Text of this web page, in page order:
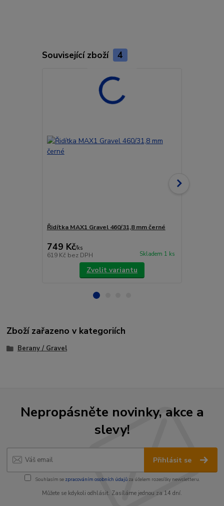
Související zboží 4
Řidítka MAX1 Gravel 460/31,8 mm černé
749 Kč/ks
619 Kč bez DPH Skladem 1 ks
Zvolit variantu
Zboží zařazeno v kategoriích
Berany / Gravel
Nepropásněte novinky, akce a
slevy!
Přihlásit se
Souhlasím se zpracováním osobních údajůza účelem rozesílky newsletteru.
Můžete se kdykoli odhlásit. Zasíláme jednou za 14 dní.